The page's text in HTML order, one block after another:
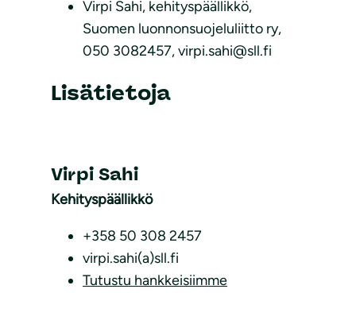
Virpi Sahi, kehityspäällikkö,
Suomen luonnonsuojeluliitto ry,
050 3082457, virpi.sahi@sll.fi
Lisätietoja
Kehityspäällikkö
Virpi Sahi
+358 50 308 2457
virpi.sahi(a)sll.fi
Tutustu hankkeisiimme